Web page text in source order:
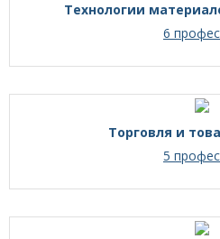
Технологии
6
Торговля и
5